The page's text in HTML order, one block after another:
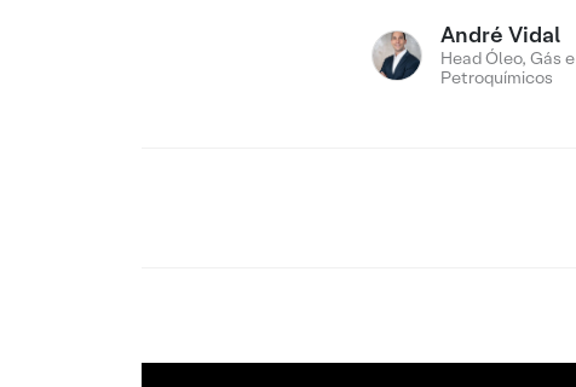
André Vidal
Head Óleo, Gás e
Petroquímicos